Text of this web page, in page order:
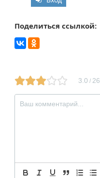
Поделиться ссылкой:
3.0 / 26